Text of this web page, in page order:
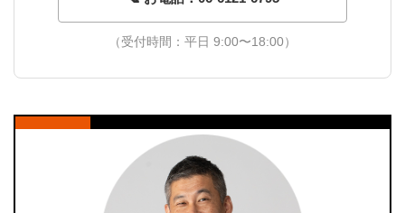
（受付時間：平日 9:00〜18:00）